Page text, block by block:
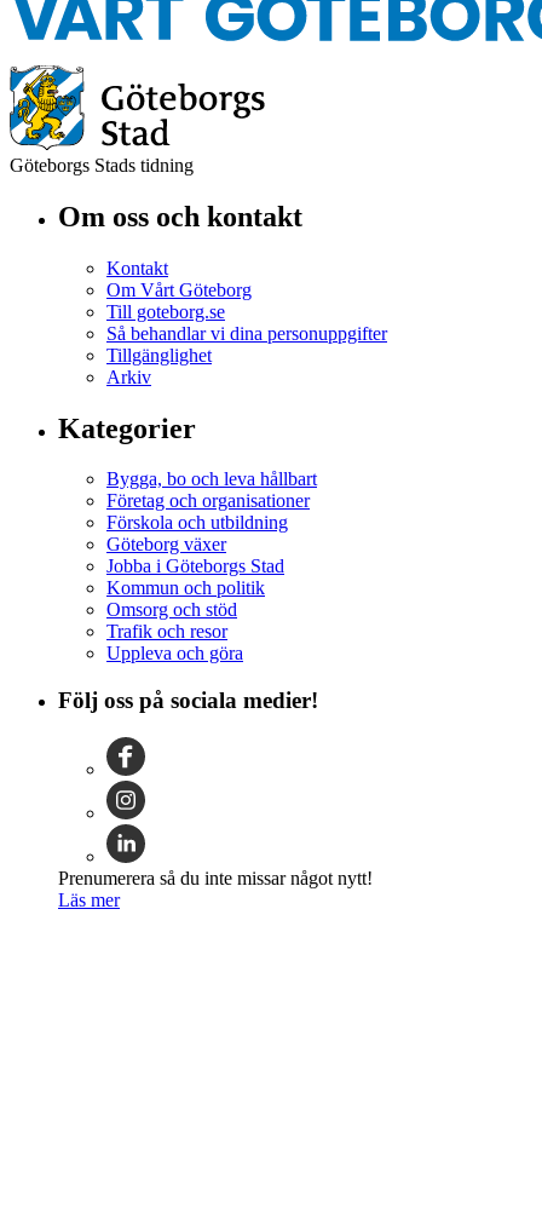
Göteborgs Stads tidning
Om oss och kontakt
Kontakt
Om Vårt Göteborg
Till goteborg.se
Så behandlar vi dina personuppgifter
Tillgänglighet
Arkiv
Kategorier
Bygga, bo och leva hållbart
Företag och organisationer
Förskola och utbildning
Göteborg växer
Jobba i Göteborgs Stad
Kommun och politik
Omsorg och stöd
Trafik och resor
Uppleva och göra
Följ oss på sociala medier!
Prenumerera så du inte missar något nytt!
Läs mer